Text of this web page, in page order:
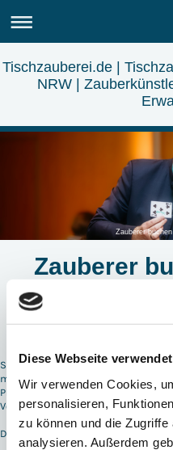
Diese Webseite
Wir verwenden Cookies,
personalisieren,
zu können und die
analysieren. Außerdem
Tischzauberei.de |
NRW |
Zauberer
Zauberer
buchen |
Sie suchen nach handfesten
miteinander vergleichen oder
PDF mit 10 Profitipps.
Völlig kostenfrei!
Damit Ihre Feier zu dem Erfolg